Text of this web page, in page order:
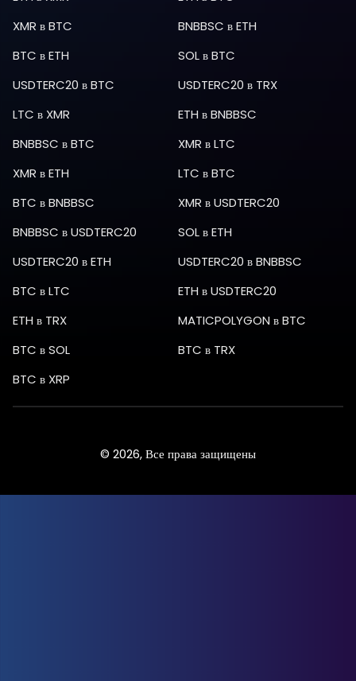
XMR вBTC BNBBSC вETH
BTC вETH SOLвBTC
USDTERC20 вBTC USDTERC20 в TRX
LTC в XMR ETH вBNBBSC
BNBBSC вBTC XMR вLTC
XMR вETH LTC вBTC
BTC вBNBBSC XMR вUSDTERC20
BNBBSC вUSDTERC20 SOLвETH
USDTERC20 вETH USDTERC20 вBNBBSC
BTC вLTC ETH вUSDTERC20
ETH в TRX MATICPOLYGON вBTC
BTC вSOL BTC в TRX
BTC в XRP
© 2026, Все права защищены